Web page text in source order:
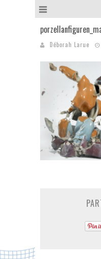
Déborah Larue